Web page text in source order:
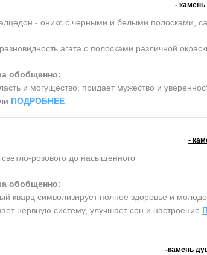
-
- оникс с черными и белыми полосками,
разновидность агата с полосками различной
обобщенно:
и могущество, придает мужество и
ПОДРОБНЕЕ
-
светло-розового до насыщенного
обобщенно:
кварц символизирует полное здоровье и
нервную систему, улучшает сон и настроение
-камень